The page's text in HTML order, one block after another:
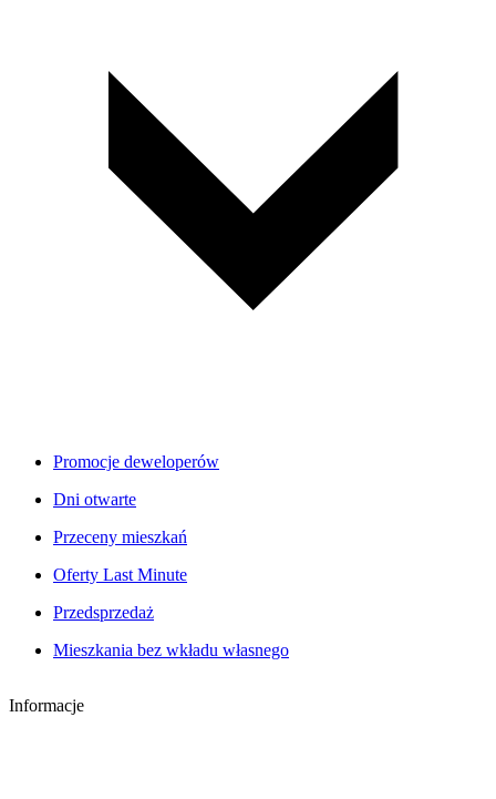
Promocje deweloperów
Dni otwarte
Przeceny mieszkań
Oferty Last Minute
Przedsprzedaż
Mieszkania bez wkładu własnego
Informacje